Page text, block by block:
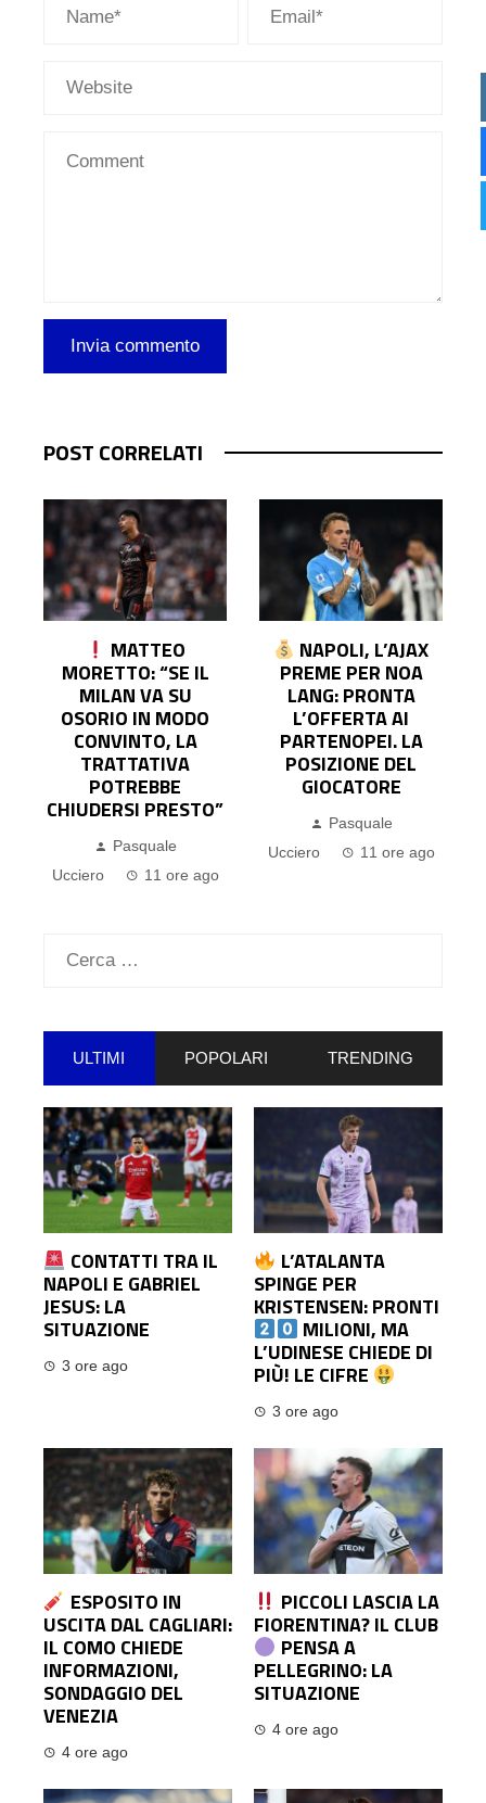
POST CORRELATI
MATTEO
MORETTO: “SE IL
MILAN VA SU
OSORIO IN MODO
CONVINTO, LA
TRATTATIVA
POTREBBE
CHIUDERSI PRESTO”
Pasquale
Ucciero
11 ore ago
NAPOLI, L’AJAX
PREME PER NOA
LANG: PRONTA
L’OFFERTA AI
PARTENOPEI. LA
POSIZIONE DEL
GIOCATORE
Pasquale
Ucciero
11 ore ago
Ricerca
ULTIMI POPOLARI TRENDING
CONTATTI TRA IL
NAPOLI E GABRIEL
JESUS: LA
SITUAZIONE
3 ore ago
L’ATALANTA
SPINGE PER
KRISTENSEN: PRONTI
MILIONI, MA
L’UDINESE CHIEDE DI
PIÙ! LE CIFRE
3 ore ago
ESPOSITO IN
USCITA DAL CAGLIARI:
IL COMO CHIEDE
INFORMAZIONI,
SONDAGGIO DEL
VENEZIA
4 ore ago
PICCOLI LASCIA LA
FIORENTINA? IL CLUB
PENSA A
PELLEGRINO: LA
SITUAZIONE
4 ore ago